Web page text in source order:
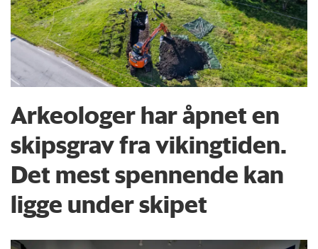
Arkeologer har åpnet en
skipsgrav fra vikingtiden.
Det mest spennende kan
ligge under skipet